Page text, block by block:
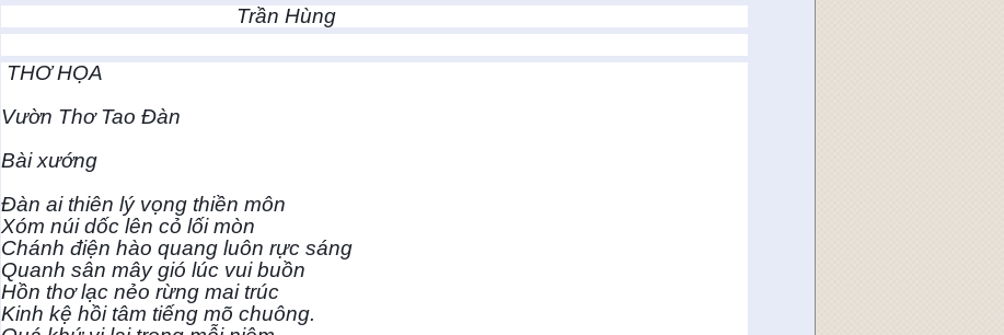
Trần Hùng
THƠ HỌA
Vườn Thơ Tao Đàn
Bài xướng
Đàn ai thiên lý vọng thiền môn
Xóm núi dốc lên cỏ lối mòn
Chánh điện hào quang luôn rực sáng
Quanh sân mây gió lúc vui buồn
Hồn thơ lạc nẻo rừng mai trúc
Kinh kệ hồi tâm tiếng mõ chuông.